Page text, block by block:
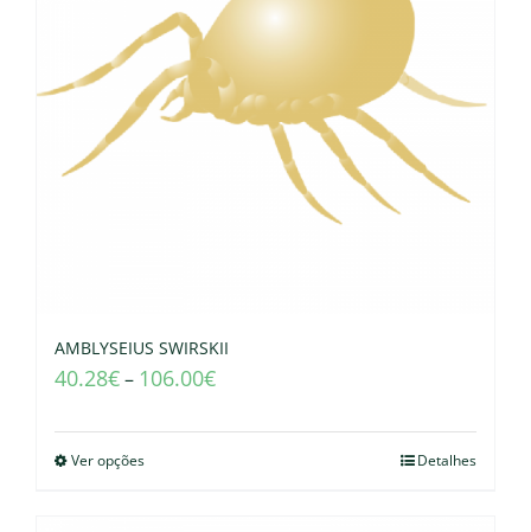
AMBLYSEIUS SWIRSKII
40.28€– 106.00€
Ver opções Detalhes